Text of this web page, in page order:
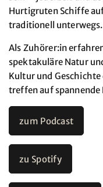
Hurtigruten Schiffe
traditionell unterwegs.
Als Zuhörer:in
spektakuläre Natur
Kultur und Geschichte
treffen auf
zum Podcast
zu Spotify